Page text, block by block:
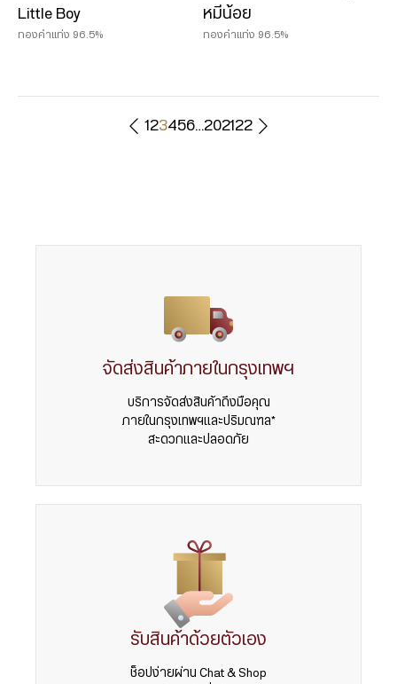
Little Boy
ทองคำแท่ง 96.5%
หมีน้อย
ทองคำแท่ง 96.5%
1 23456…2021 22
จัดส่งสินค้าภายในกรุงเทพฯ
บริการจัดส่งสินค้าถึงมือคุณ
ภายในกรุงเทพฯและปริมณฑล*
สะดวกและปลอดภัย
รับสินค้าด้วยตัวเอง
ช็อปง่ายผ่าน Chat & Shop